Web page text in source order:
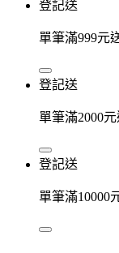
登記送
單筆滿999元
登記送
單筆滿2000
登記送
單筆滿10000